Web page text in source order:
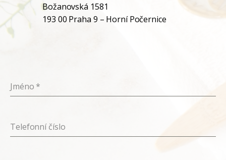
Božanovská 1581
193 00 Praha 9 – Horní Počernice
Jméno *
Telefonní číslo